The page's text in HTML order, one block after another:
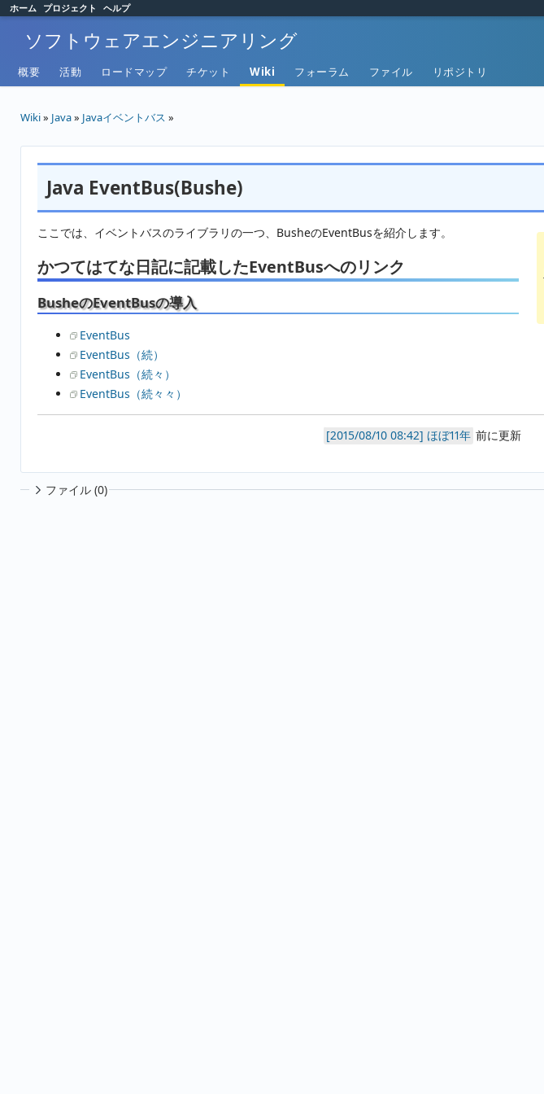
ホーム プロジェクト ヘルプ
ソフトウェアエンジニアリング
概要 活動 ロードマップ チケット Wiki フォーラム ファイル リポジトリ
Wiki» Java» Javaイベントバス »
Java EventBus(Bushe)
ここでは、イベントバスのライブラリの一つ、BusheのEventBusを紹介します。
かつてはてな日記に記載したEventBusへのリンク
BusheのEventBusの導入
EventBus
EventBus（続）
EventBus（続々）
EventBus（続々々）
ほぼ11年 前に更新
ファイル (0)